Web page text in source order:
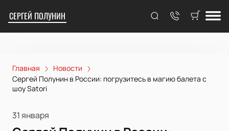
СЕРГЕЙ ПОЛУНИН
Главная
Новости
Сергей Полунин в России: погрузитесь в магию балета с
шоу Satori
31 января